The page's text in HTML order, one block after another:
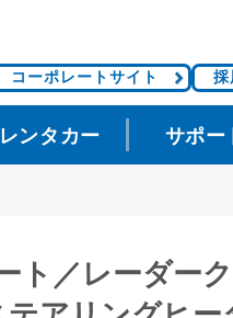
コーポレートサイト 採
レンタカー サポー
／レーダー